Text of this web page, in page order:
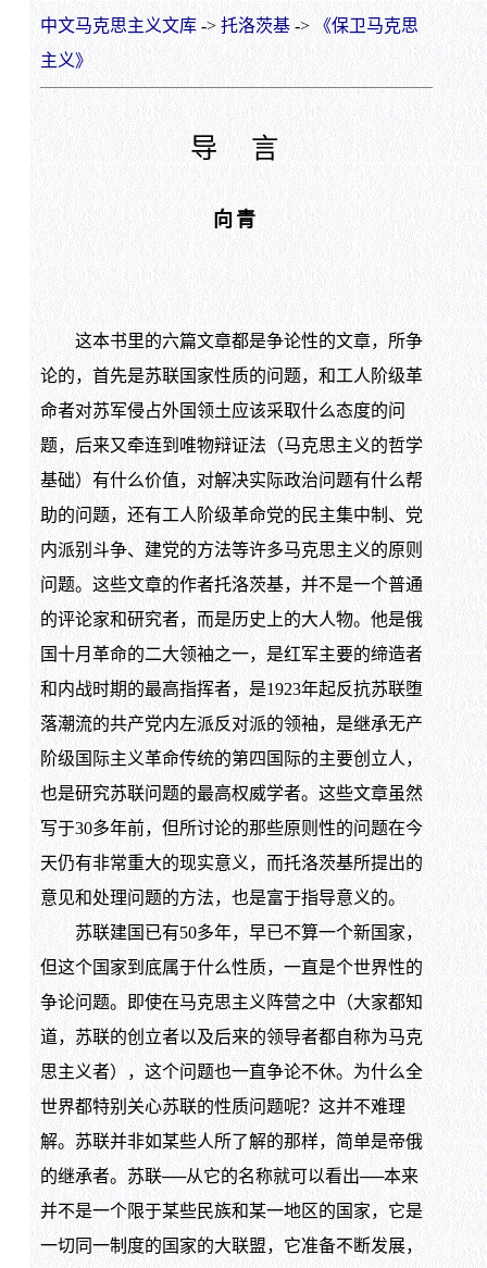
中文马克思主义文库-> 托洛茨基->
《保卫马克思
主义》
导 言
向青
这本书里的六篇文章都是争论性的文章，所争
论的，首先是苏联国家性质的问题，和工人阶级革
命者对苏军侵占外国领土应该采取什么态度的问
题，后来又牵连到唯物辩证法（马克思主义的哲学
基础）有什么价值，对解决实际政治问题有什么帮
助的问题，还有工人阶级革命党的民主集中制、党
内派别斗争、建党的方法等许多马克思主义的原则
问题。这些文章的作者托洛茨基，并不是一个普通
的评论家和研究者，而是历史上的大人物。他是俄
国十月革命的二大领袖之一，是红军主要的缔造者
和内战时期的最高指挥者，是1923年起反抗苏联堕
落潮流的共产党内左派反对派的领袖，是继承无产
阶级国际主义革命传统的第四国际的主要创立人，
也是研究苏联问题的最高权威学者。这些文章虽然
写于30多年前，但所讨论的那些原则性的问题在今
天仍有非常重大的现实意义，而托洛茨基所提出的
意见和处理问题的方法，也是富于指导意义的。
苏联建国已有50多年，早已不算一个新国家，
但这个国家到底属于什么性质，一直是个世界性的
争论问题。即使在马克思主义阵营之中（大家都知
道，苏联的创立者以及后来的领导者都自称为马克
思主义者），这个问题也一直争论不休。为什么全
世界都特别关心苏联的性质问题呢？这并不难理
解。苏联并非如某些人所了解的那样，简单是帝俄
的继承者。苏联──从它的名称就可以看出──本来
并不是一个限于某些民族和某一地区的国家，它是
一切同一制度的国家的大联盟，它准备不断发展，